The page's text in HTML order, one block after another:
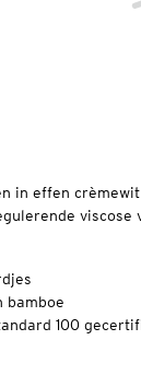
in effen
viscose
bamboe
100